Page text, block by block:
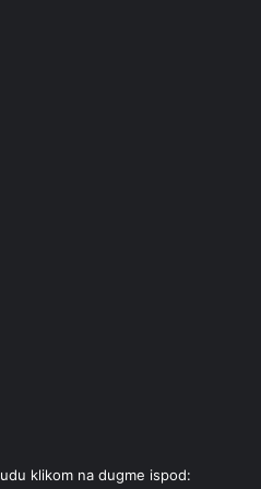
klikom na dugme ispod: